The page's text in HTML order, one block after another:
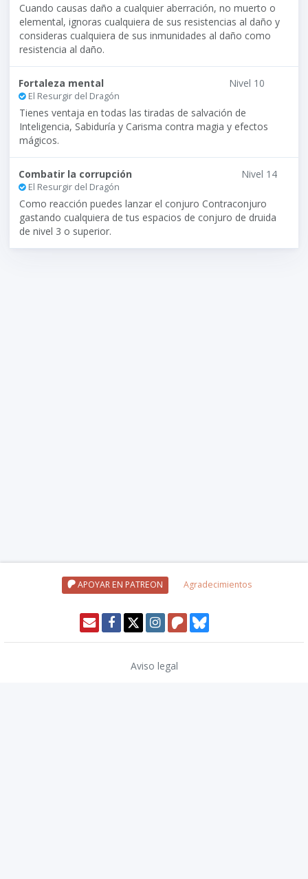
Cuando causas daño a cualquier aberración, no muerto o
elemental, ignoras cualquiera de sus resistencias al daño y
consideras cualquiera de sus inmunidades al daño como
resistencia al daño.
Fortaleza mental
El Resurgir del Dragón
Nivel 10
Tienes ventaja en todas las tiradas de salvación de
Inteligencia, Sabiduría y Carisma contra magia y efectos
mágicos.
Combatir la corrupción
El Resurgir del Dragón
Nivel 14
Como reacción puedes lanzar el conjuro Contraconjuro
gastando cualquiera de tus espacios de conjuro de druida
de nivel 3 o superior.
APOYAR EN PATREON Agradecimientos
Aviso legal